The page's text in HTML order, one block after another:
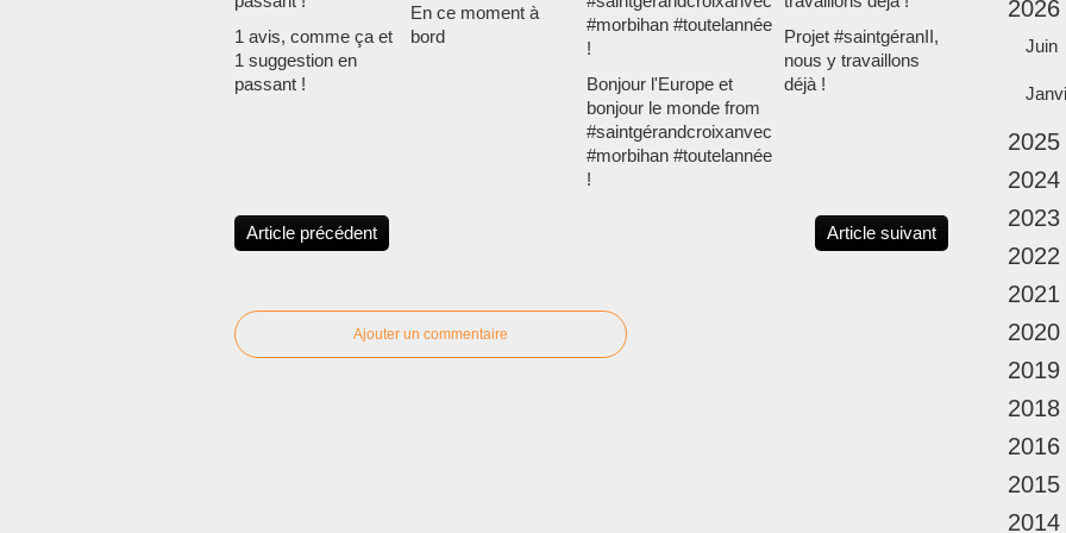
1 avis, comme ça et
1 suggestion en
passant !
En ce moment à
bord
Bonjour l'Europe et
bonjour le monde from
#saintgérandcroixanvec
#morbihan #toutelannée
!
Projet #saintgéranII,
nous y travaillons
déjà !
Article précédent Article suivant
Ajouter un commentaire
2026
Juin
2025
2024
2023
2022
2021
2020
2019
2018
2016
2015
2014